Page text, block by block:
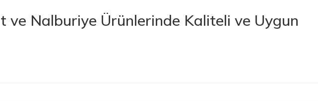
ve Nalburiye Ürünlerinde Kaliteli ve Uygun